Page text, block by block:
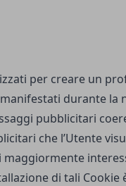
per creare un
durante la
pubblicitari
che l’Utente
di tali Cookie